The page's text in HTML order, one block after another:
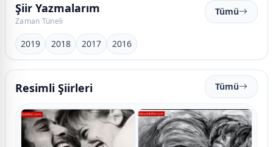
Şiir Yazmalarım
Zaman Tüneli
Tümü
2019 2018 2017 2016
Resimli Şiirleri Tümü